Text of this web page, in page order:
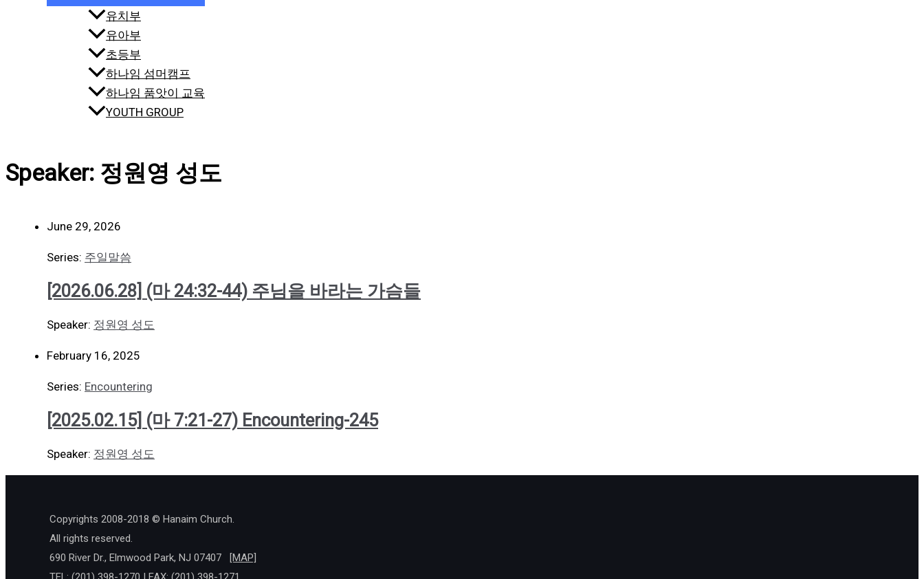
유치부
유아부
초등부
하나임 섬머캠프
하나임 품앗이 교육
YOUTH GROUP
Speaker: 정원영 성도
June 29, 2026
Series: 주일말씀
[2026.06.28] (마 24:32-44) 주님을 바라는 가슴들
Speaker: 정원영 성도
February 16, 2025
Series: Encountering
[2025.02.15] (마 7:21-27) Encountering-245
Speaker: 정원영 성도
Copyrights 2008-2018 © Hanaim Church.
All rights reserved.
690 River Dr., Elmwood Park, NJ 07407
[MAP]